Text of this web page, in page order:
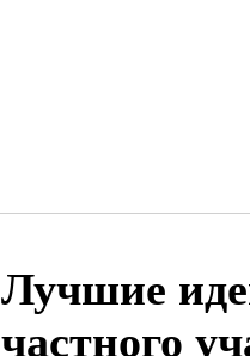
Лучшие
частного